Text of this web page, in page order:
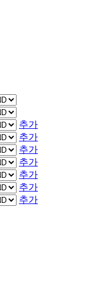
추가
추가
추가
추가
추가
추가
추가